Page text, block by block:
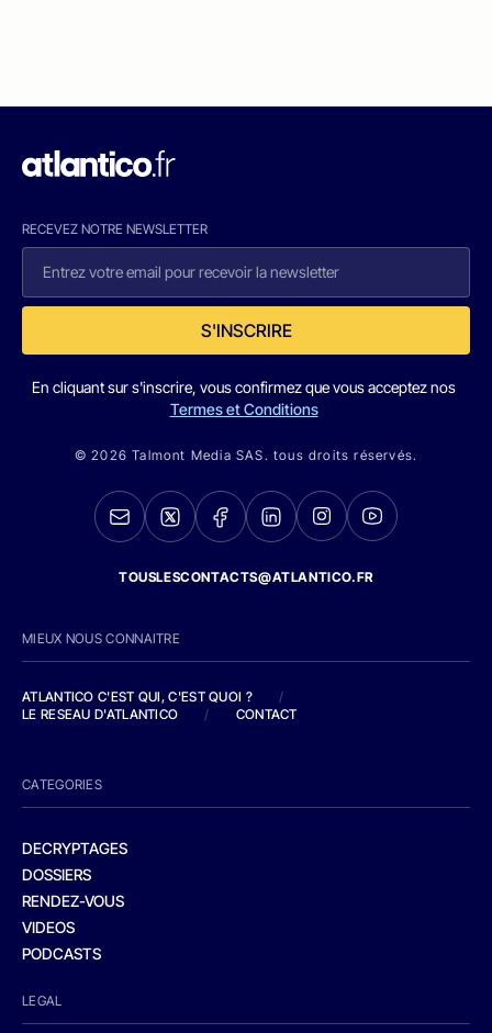
RECEVEZ NOTRE NEWSLETTER
S'INSCRIRE
En cliquant sur s'inscrire, vous confirmez que vous acceptez nos
Termes et Conditions
© 2026 Talmont Media SAS. tous droits réservés.
TOUSLESCONTACTS@ATLANTICO.FR
MIEUX NOUS CONNAITRE
ATLANTICO C'EST QUI, C'EST QUOI ?
/
LE RESEAU D'ATLANTICO
/ CONTACT
CATEGORIES
DECRYPTAGES
DOSSIERS
RENDEZ-VOUS
VIDEOS
PODCASTS
LEGAL